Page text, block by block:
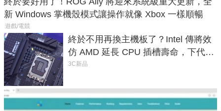
新 Windows 掌機殼模式讓操作就像 Xbox 一樣順暢
遊戲/電競
終於不用再換主機板了？Intel 傳將效
仿 AMD 延長 CPU 插槽壽命，下代
LGA 1954 至少能戰三代
3C新品